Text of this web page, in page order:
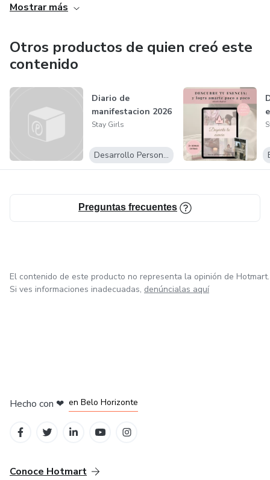
eficiente.
bienestar, estás en el lugar adecuado. Mi enfoque es
con propósito.
Mostrar más
Otros productos de quien creó este
contenido
Diario de
manifestacion 2026
Stay Girls
Desarrollo Personal
Preguntas frecuentes
El contenido de este producto no representa la opinión de Hotmart.
Si ves informaciones inadecuadas, denúncialas aquí
Hecho con ❤ en Belo Horizonte
Conoce Hotmart